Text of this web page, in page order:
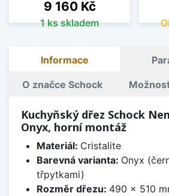
Cena
9 160 Kč
1 ks skladem
Informace
O značce Schock
Kuchyňský dřez Schock
Onyx, horní montáž
Materiál: Cristalite
Barevná varianta: Onyx
třpytkami)
Rozměr dřezu: 490 x 510